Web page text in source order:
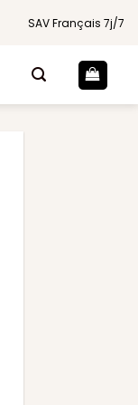
SAV Français 7j/7